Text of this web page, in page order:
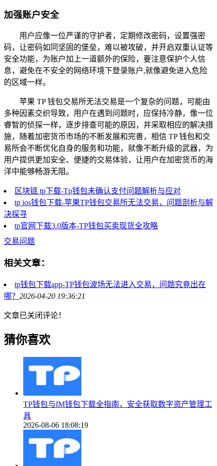
加强账户安全
用户应像一位严谨的守护者，定期修改密码，设置强密
码，让密码如同坚固的堡垒，难以被攻破，并开启双重认证等
安全功能，为账户加上一道额外的保险，要注意保护个人信
息，避免在不安全的网络环境下登录账户,就像避免进入危险
的区域一样。
苹果 TP 钱包交易所无法交易是一个复杂的问题，可能由
多种因素交织导致，用户在遇到问题时，应保持冷静，像一位
睿智的侦探一样，逐步排查可能的原因，并采取相应的解决措
施，随着加密货币市场的不断发展和完善，相信 TP 钱包和交
易所会不断优化自身的服务和功能，就像不断升级的武器，为
用户提供更加安全、便捷的交易体验，让用户在加密货币的海
洋中能够畅游无阻。
区块链 tp下载-Tp钱包未确认支付问题解析与应对
tp ios钱包下载-苹果TP钱包交易所无法交易，问题剖析与解
决探寻
tp官网下载3.0版本-TP钱包买卖现货全攻略
交易问题
相关文章：
tp钱包下载app-TP钱包波场无法进入交易，问题究竟出在
哪？ 2026-04-20 19:36:21
文章已关闭评论！
猜你喜欢
TP钱包与IM钱包下载全指南，安全获取数字资产管理工
具
2026-08-06 18:08:19